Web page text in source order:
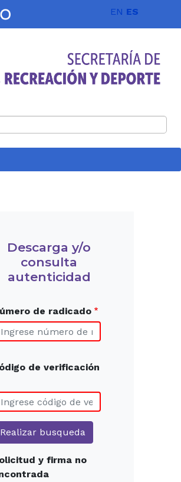
EN ES
Descarga y/o
consulta
autenticidad
de radicado
de verificación
y firma no